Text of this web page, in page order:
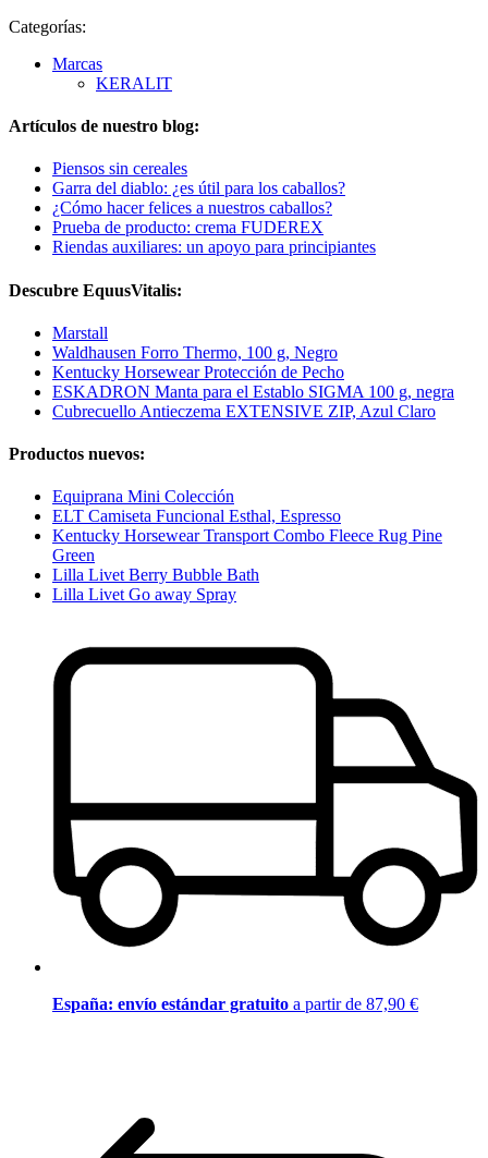
Categorías:
Marcas
KERALIT
Artículos de nuestro blog:
Piensos sin cereales
Garra del diablo: ¿es útil para los caballos?
¿Cómo hacer felices a nuestros caballos?
Prueba de producto: crema FUDEREX
Riendas auxiliares: un apoyo para principiantes
Descubre EquusVitalis:
Marstall
Waldhausen Forro Thermo, 100 g, Negro
Kentucky Horsewear Protección de Pecho
ESKADRON Manta para el Establo SIGMA 100 g, negra
Cubrecuello Antieczema EXTENSIVE ZIP, Azul Claro
Productos nuevos:
Equiprana Mini Colección
ELT Camiseta Funcional Esthal, Espresso
Kentucky Horsewear Transport Combo Fleece Rug Pine
Green
Lilla Livet Berry Bubble Bath
Lilla Livet Go away Spray
España: envío estándar gratuito a partir de 87,90 €